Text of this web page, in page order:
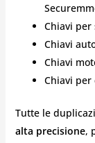
Chiavi per
Chiavi
Chiavi
Chiavi per
Tutte le
alta precisione,